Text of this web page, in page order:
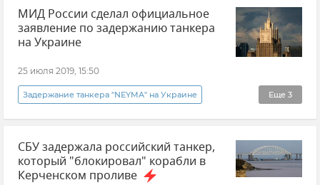
Общество
МИД России сделал официальное
заявление по задержанию танкера
на Украине
25 июля 2019, 15:50
Еще 3
Задержание танкера "NEYMA" на Украине
Политика В мире Новости
СБУ задержала российский танкер,
который "блокировал" корабли в
Керченском проливе